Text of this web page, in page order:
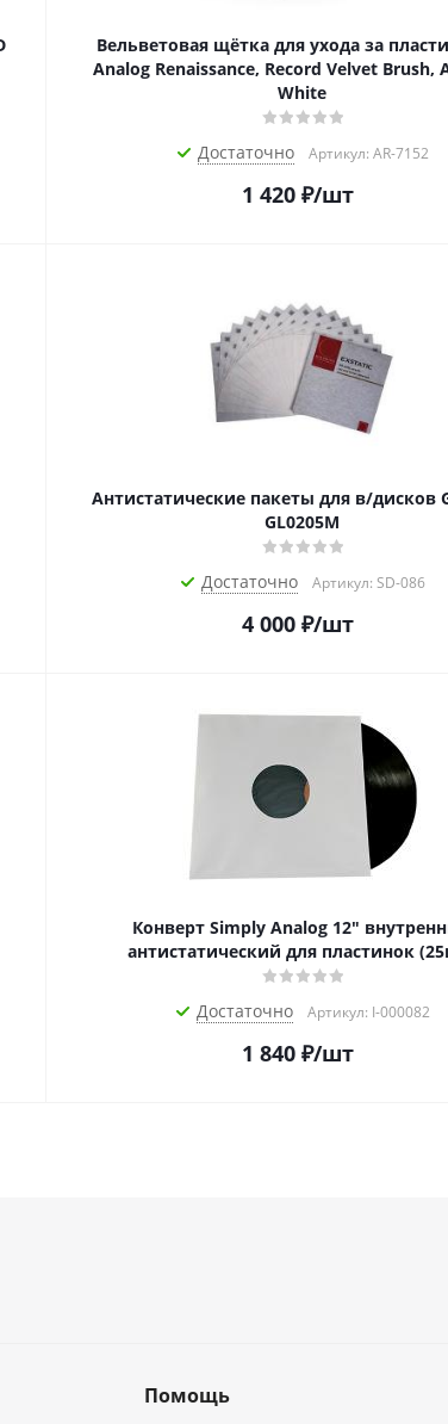
Вельветовая щётка для ухода за
Analog Renaissance, Record Velvet Brush,
White
Достаточно Артикул: AR-7152
1 420₽/шт
Антистатические пакеты для в/дисков
GL0205M
Достаточно Артикул: SD-086
4 000₽/шт
Конверт Simply Analog 12"
антистатический для пластинок
Достаточно Артикул: I-000082
1 840₽/шт
Помощь